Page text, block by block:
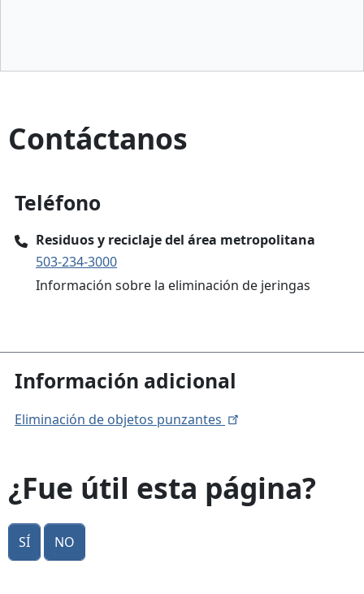
Contáctanos
Teléfono
Residuos y reciclaje del área metropolitana
503-234-3000
Información sobre la eliminación de jeringas
Información adicional
Eliminación de objetos punzantes
¿Fue útil esta página?
Sí No